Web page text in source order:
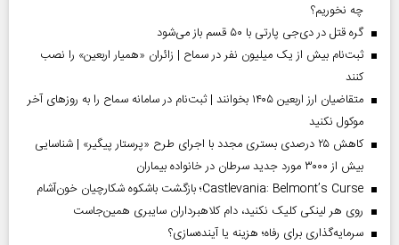
چه نخوریم؟
گره قتل در دی‌جی پارتی با ۵۰ قسم باز می‌شود
ثبت‌نام بیش از یک میلیون نفر در سماح | زائران «همیار اربعین» را نصب
کنند
متقاضیان ارز اربعین ۱۴۰۵ بخوانند | ثبت‌نام در سامانه سماح را به روز‌های آخر
موکول نکنید
کاهش ۲۵ درصدی بستری مجدد با اجرای طرح «پرستار پیگیر» | شناسایی
بیش از ۳۰۰۰ مورد جدید سرطان در خانواده بیماران
Castlevania: Belmont’s Curse؛ بازگشت باشکوه شکارچیان خون‌آشام
روی هر لینکی کلیک نکنید، دام کلاهبرداران سایبری همین‌جاست
سرمایه‌گذاری برای رفاه؛ هزینه یا آینده‌سازی؟